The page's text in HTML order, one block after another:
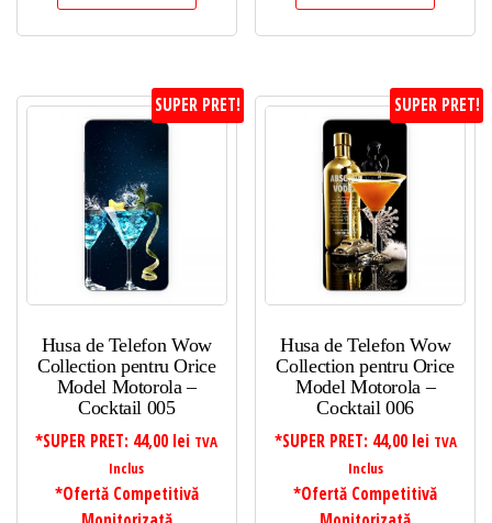
SUPER PRET!
Husa de Telefon Wow
Collection pentru Orice
Model Motorola –
Cocktail 005
*SUPER PRET: 44,00 lei TVA
Inclus
*Ofertă Competitivă
SUPER PRET!
Husa de Telefon Wow
Collection pentru Orice
Model Motorola –
Cocktail 006
*SUPER PRET: 44,00 lei TVA
Inclus
*Ofertă Competitivă